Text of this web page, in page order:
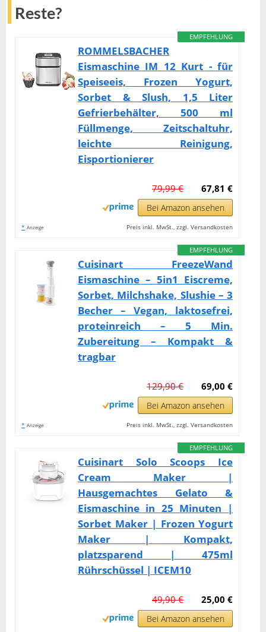
Reste?
EMPFEHLUNG
ROMMELSBACHER
Eismaschine IM 12 Kurt - für
Speiseeis, Frozen Yogurt,
Sorbet & Slush, 1,5 Liter
Gefrierbehälter, 500 ml
Füllmenge, Zeitschaltuhr,
leichte Reinigung,
Eisportionierer
67,81 €
79,99 €
Bei Amazon ansehen
* Anzeige Preis inkl. MwSt., zzgl. Versandkosten
EMPFEHLUNG
Cuisinart FreezeWand
Eismaschine – 5in1 Eiscreme,
Sorbet, Milchshake, Slushie – 3
Becher – Vegan, laktosefrei,
proteinreich – 5 Min.
Zubereitung – Kompakt &
tragbar
69,00 €
129,90 €
Bei Amazon ansehen
* Anzeige Preis inkl. MwSt., zzgl. Versandkosten
EMPFEHLUNG
Cuisinart Solo Scoops Ice
Cream Maker |
Hausgemachtes Gelato &
Eismaschine in 25 Minuten |
Sorbet Maker | Frozen Yogurt
Maker | Kompakt,
platzsparend | 475ml
Rührschüssel | ICEM10
25,00 €
49,90 €
Bei Amazon ansehen